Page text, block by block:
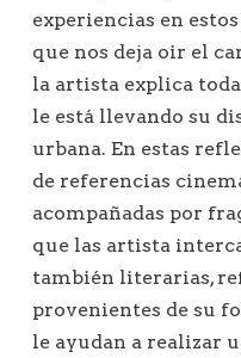
experiencias en
que nos deja oir el
la artista explica
le está llevando su
urbana. En estas
de referencias
acompañadas por
que las artista
también literarias,
provenientes de su
le ayudan a realizar